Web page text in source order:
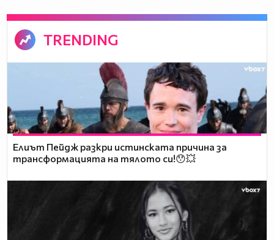
TRENDING
Елиът Пейдж разкри истинската причина за
трансформацията на тялото си!😯💥